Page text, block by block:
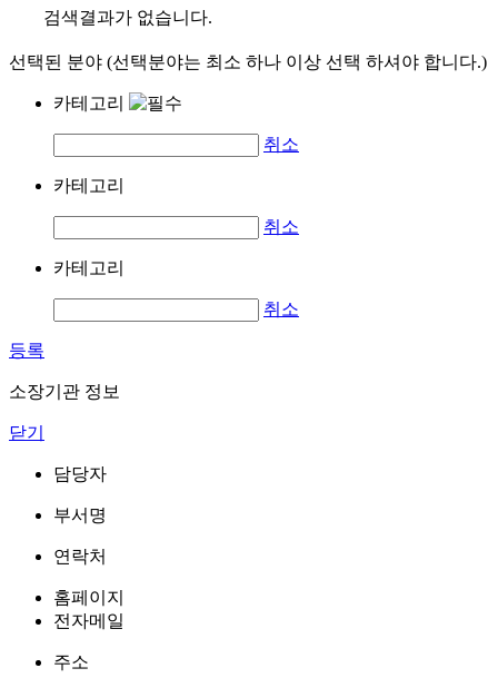
검색결과가 없습니다.
선택된 분야 (선택분야는 최소 하나 이상 선택 하셔야 합니다.)
카테고리
취소
카테고리
취소
카테고리
취소
등록
소장기관 정보
닫기
담당자
부서명
연락처
홈페이지
전자메일
주소